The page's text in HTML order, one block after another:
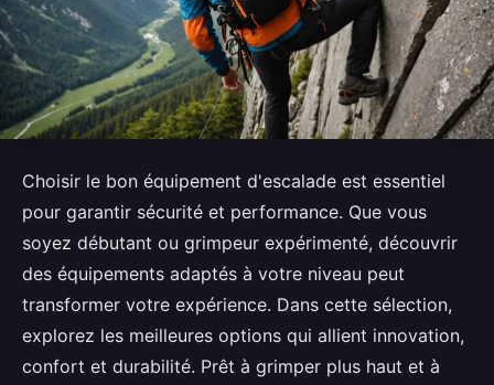
Choisir le bon équipement d'escalade est essentiel
pour garantir sécurité et performance. Que vous
soyez débutant ou grimpeur expérimenté, découvrir
des équipements adaptés à votre niveau peut
transformer votre expérience. Dans cette sélection,
explorez les meilleures options qui allient innovation,
confort et durabilité. Prêt à grimper plus haut et à